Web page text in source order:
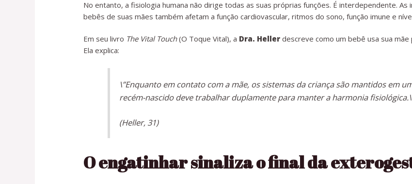
No entanto, a fisiologia humana não dirige todas as suas próprias funções. É interdependente.
bebês de suas mães também afetam a função cardiovascular, ritmos do sono, função imune e
Em seu livro The Vital Touch(O Toque Vital), a Dra. Heller descreve como um bebê usa sua
Ela explica:
\”Enquanto em contato com a mãe, os sistemas da criança são mantidos em
recém-nascido deve trabalhar duplamente para manter a harmonia
(Heller, 31)
O engatinhar sinaliza o final da